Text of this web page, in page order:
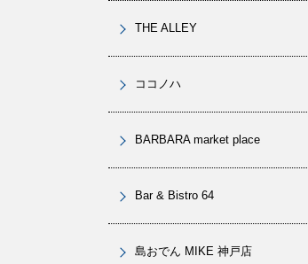
THE ALLEY
ココノハ
BARBARA market place
Bar & Bistro 64
島おでん MIKE 神戸店